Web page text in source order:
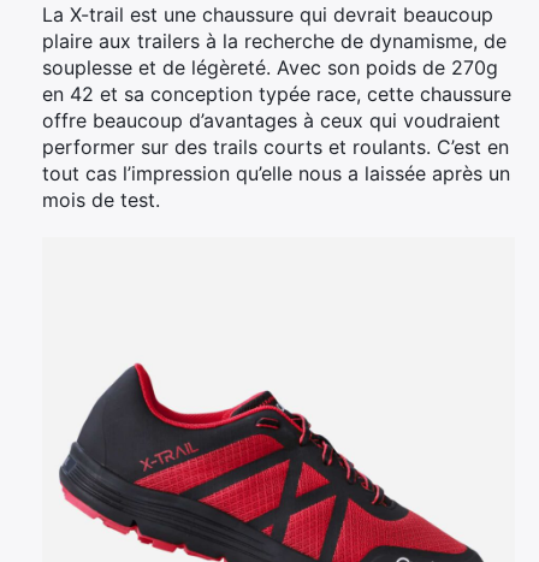
La X-trail est une chaussure qui devrait beaucoup
plaire aux trailers à la recherche de dynamisme, de
souplesse et de légèreté. Avec son poids de 270g
en 42 et sa conception typée race, cette chaussure
offre beaucoup d’avantages à ceux qui voudraient
performer sur des trails courts et roulants. C’est en
tout cas l’impression qu’elle nous a laissée après un
mois de test.